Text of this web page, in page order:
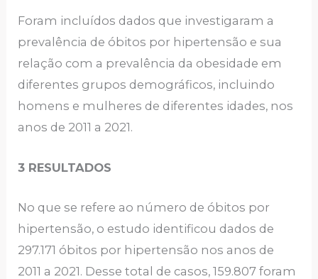
Foram incluídos dados que investigaram a
prevalência de óbitos por hipertensão e sua
relação com a prevalência da obesidade em
diferentes grupos demográficos, incluindo
homens e mulheres de diferentes idades, nos
anos de 2011 a 2021.
3 RESULTADOS
No que se refere ao número de óbitos por
hipertensão, o estudo identificou dados de
297.171 óbitos por hipertensão nos anos de
2011 a 2021. Desse total de casos, 159.807 foram